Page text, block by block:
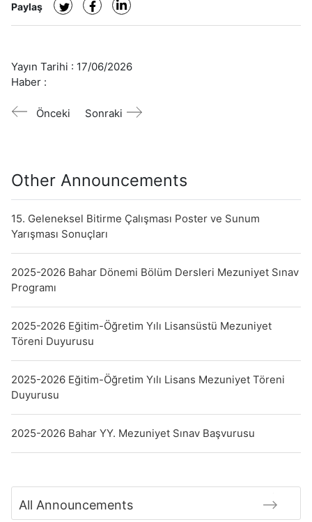
Paylaş
Yayın Tarihi : 17/06/2026
Haber :
Önceki Sonraki
Other Announcements
15. Geleneksel Bitirme Çalışması Poster ve Sunum
Yarışması Sonuçları
2025-2026 Bahar Dönemi Bölüm Dersleri Mezuniyet Sınav
Programı
2025-2026 Eğitim-Öğretim Yılı Lisansüstü Mezuniyet
Töreni Duyurusu
2025-2026 Eğitim-Öğretim Yılı Lisans Mezuniyet Töreni
Duyurusu
2025-2026 Bahar YY. Mezuniyet Sınav Başvurusu
All Announcements